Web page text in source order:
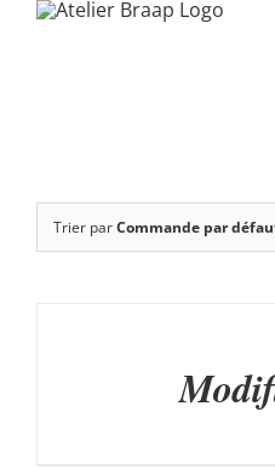
Passer
Trier parCommande par